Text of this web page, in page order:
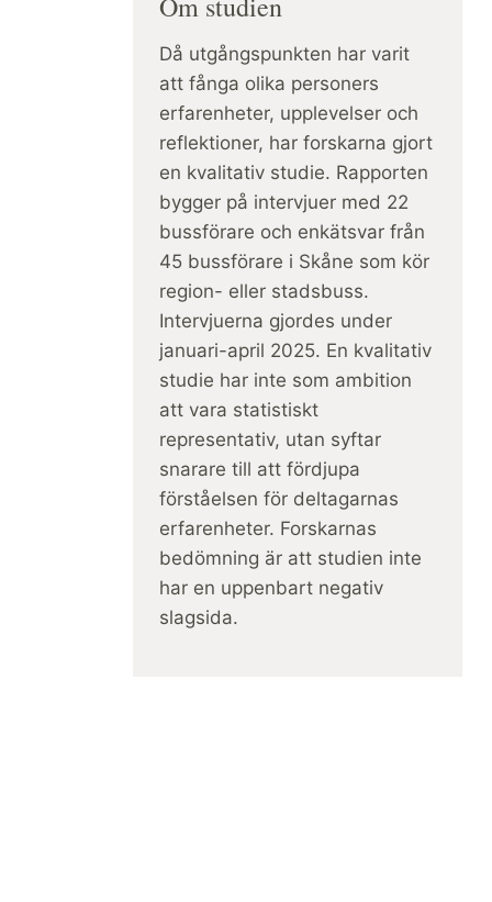
Då utgångspunkten har varit
att fånga olika personers
erfarenheter, upplevelser och
reflektioner, har forskarna gjort
en kvalitativ studie. Rapporten
bygger på intervjuer med 22
bussförare och enkätsvar från
45 bussförare i Skåne som kör
region- eller stadsbuss.
Intervjuerna gjordes under
januari-april 2025. En kvalitativ
studie har inte som ambition
att vara statistiskt
representativ, utan syftar
snarare till att fördjupa
förståelsen för deltagarnas
erfarenheter. Forskarnas
bedömning är att studien inte
har en uppenbart negativ
slagsida.